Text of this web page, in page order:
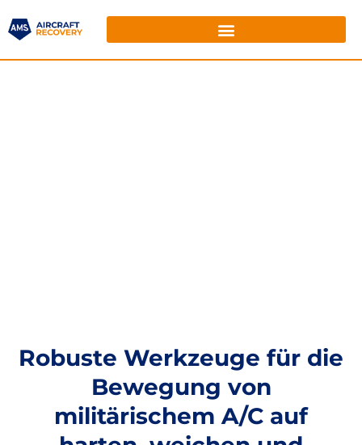
Robuste Werkzeuge für die
Bewegung von
militärischem A/C auf